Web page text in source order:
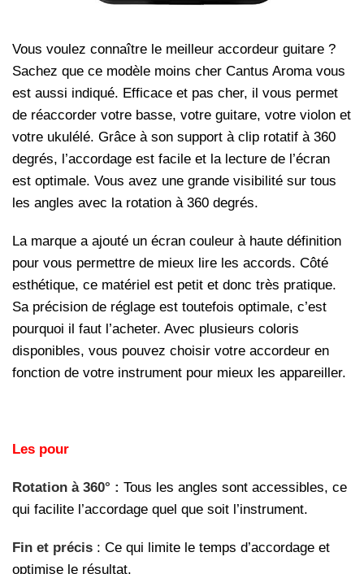
Vous voulez connaître le meilleur accordeur guitare ?
Sachez que ce modèle moins cher Cantus Aroma vous
est aussi indiqué. Efficace et pas cher, il vous permet
de réaccorder votre basse, votre guitare, votre violon et
votre ukulélé. Grâce à son support à clip rotatif à 360
degrés, l’accordage est facile et la lecture de l’écran
est optimale. Vous avez une grande visibilité sur tous
les angles avec la rotation à 360 degrés.
La marque a ajouté un écran couleur à haute définition
pour vous permettre de mieux lire les accords. Côté
esthétique, ce matériel est petit et donc très pratique.
Sa précision de réglage est toutefois optimale, c’est
pourquoi il faut l’acheter. Avec plusieurs coloris
disponibles, vous pouvez choisir votre accordeur en
fonction de votre instrument pour mieux les appareiller.
Les pour
Rotation à 360° : Tous les angles sont accessibles, ce
qui facilite l’accordage quel que soit l’instrument.
Fin et précis : Ce qui limite le temps d’accordage et
optimise le résultat.